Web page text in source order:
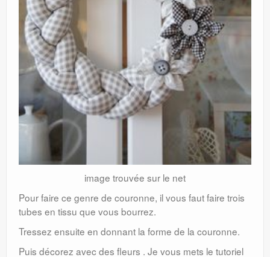
image trouvée sur le net
Pour faire ce genre de couronne, il vous faut faire trois
tubes en tissu que vous bourrez.
Tressez ensuite en donnant la forme de la couronne.
Puis décorez avec des fleurs . Je vous mets le tutoriel